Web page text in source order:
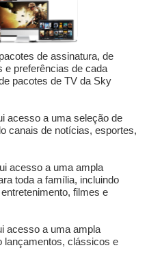
de assinatura, de
e preferências de cada
pacotes de TV da Sky
acesso a uma seleção de
canais de notícias, esportes,
acesso a uma ampla
toda a família, incluindo
filmes e
acesso a uma ampla
lançamentos, clássicos e